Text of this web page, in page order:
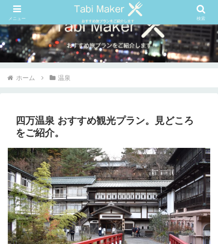
ホーム 温泉
四万温泉 おすすめ観光プラン。見どころ
をご紹介。
メニュー 検索